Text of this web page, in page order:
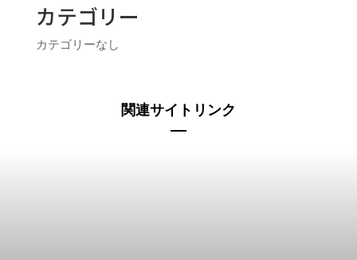
カテゴリー
カテゴリーなし
関連サイトリンク